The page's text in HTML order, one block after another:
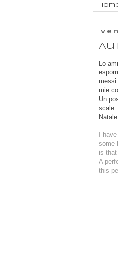
Lo
messi
mie
Un
scale.
Natale.
I
some
is that
A
this